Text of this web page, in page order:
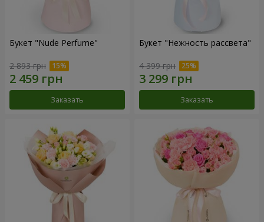
Букет "Nude Perfume"
2 893 грн
Заказать
Букет "Нежность рассвета"
4 399 грн
Заказать